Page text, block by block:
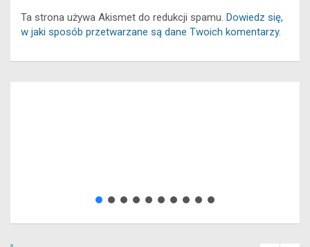
Ta strona używa Akismet do redukcji spamu. Dowiedz się,
w jaki sposób przetwarzane są dane Twoich komentarzy.